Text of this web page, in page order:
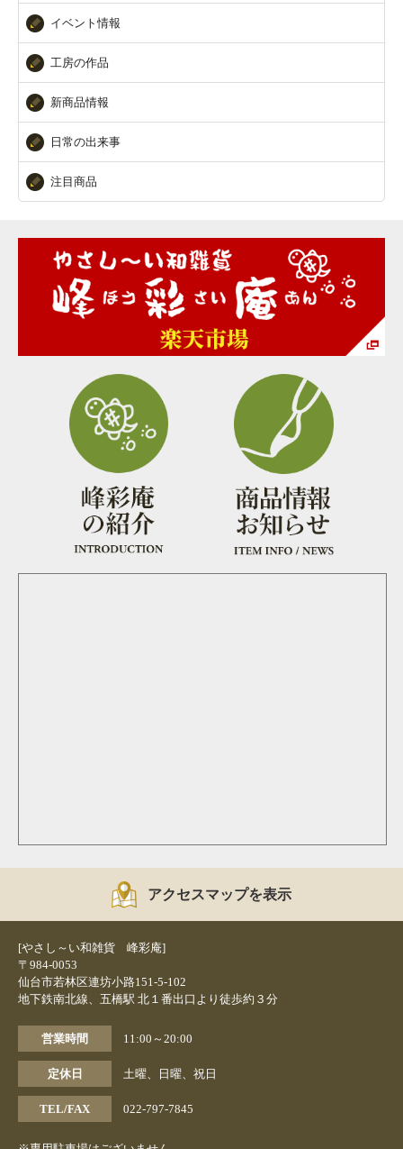
イベント情報
工房の作品
新商品情報
日常の出来事
注目商品
アクセスマップを表示
[やさし～い和雑貨 峰彩庵]
〒984-0053
仙台市若林区連坊小路151-5-102
地下鉄南北線、五橋駅 北１番出口より徒歩約３分
営業時間 11:00～20:00
定休日 土曜、日曜、祝日
TEL/FAX 022-797-7845